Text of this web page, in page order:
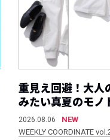
重見え回避！大人
みたい真夏のモノ
2026.08.06
NEW
WEEKLY COORDINATE